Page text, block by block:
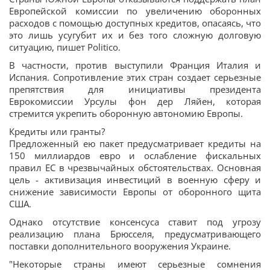
Европейской комиссии по увеличению оборонных
расходов с помощью доступных кредитов, опасаясь, что
это лишь усугубит их и без того сложную долговую
ситуацию, пишет Politico.
В частности, против выступили Франция Италия и
Испания. Сопротивление этих стран создает серьезные
препятствия для инициативы президента
Еврокомиссии Урсулы фон дер Ляйен, которая
стремится укрепить оборонную автономию Европы.
Кредиты или гранты?
Предложенный ею пакет предусматривает кредиты на
150 миллиардов евро и ослабление фискальных
правил ЕС в чрезвычайных обстоятельствах. Основная
цель - активизация инвестиций в военную сферу и
снижение зависимости Европы от оборонного щита
США.
Однако отсутствие консенсуса ставит под угрозу
реализацию плана Брюсселя, предусматривающего
поставки дополнительного вооружения Украине.
"Некоторые страны имеют серьезные сомнения